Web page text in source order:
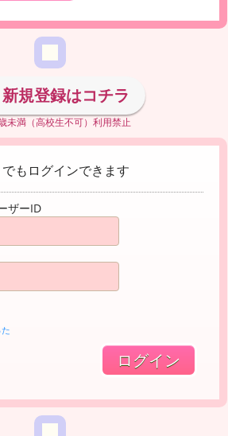
規登録はコチラ
未満（高校生不可）利用禁止
もログインできます
ザーID